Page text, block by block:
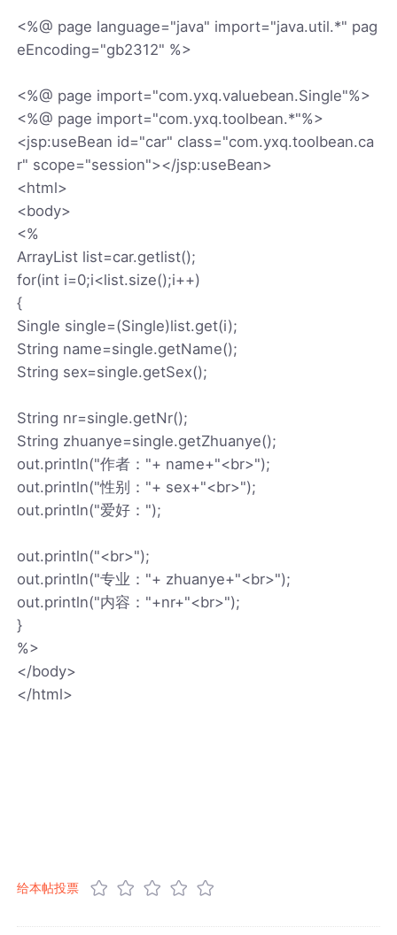
<%@ page language="java" import="java.util.*" pag
eEncoding="gb2312" %>
<%@ page import="com.yxq.valuebean.Single"%>
<%@ page import="com.yxq.toolbean.*"%>
<jsp:useBean id="car" class="com.yxq.toolbean.ca
r" scope="session"></jsp:useBean>
<html>
<body>
<%
ArrayList list=car.getlist();
for(int i=0;i<list.size();i++)
{
Single single=(Single)list.get(i);
String name=single.getName();
String sex=single.getSex();
String nr=single.getNr();
String zhuanye=single.getZhuanye();
out.println("作者："+ name+"<br>");
out.println("性别："+ sex+"<br>");
out.println("爱好：");
out.println("<br>");
out.println("专业："+ zhuanye+"<br>");
out.println("内容："+nr+"<br>");
}
%>
</body>
</html>
给本帖投票